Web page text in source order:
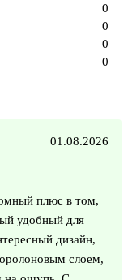
0
0
0
0
01.08.2026
плюс в том,
удобный для
дизайн,
слоем,